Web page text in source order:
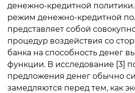
денежно-кредитной
режим денежно-кредитной
представляет собой
процедур воздействия со
банка на способность денег
функции. В исследование [3]
предложения денег обычно
замедляются перед тем, как